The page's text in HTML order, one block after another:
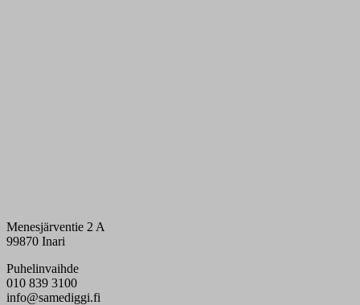
Menesjärventie 2 A
99870 Inari
Puhelinvaihde
010 839 3100
info@samediggi.fi